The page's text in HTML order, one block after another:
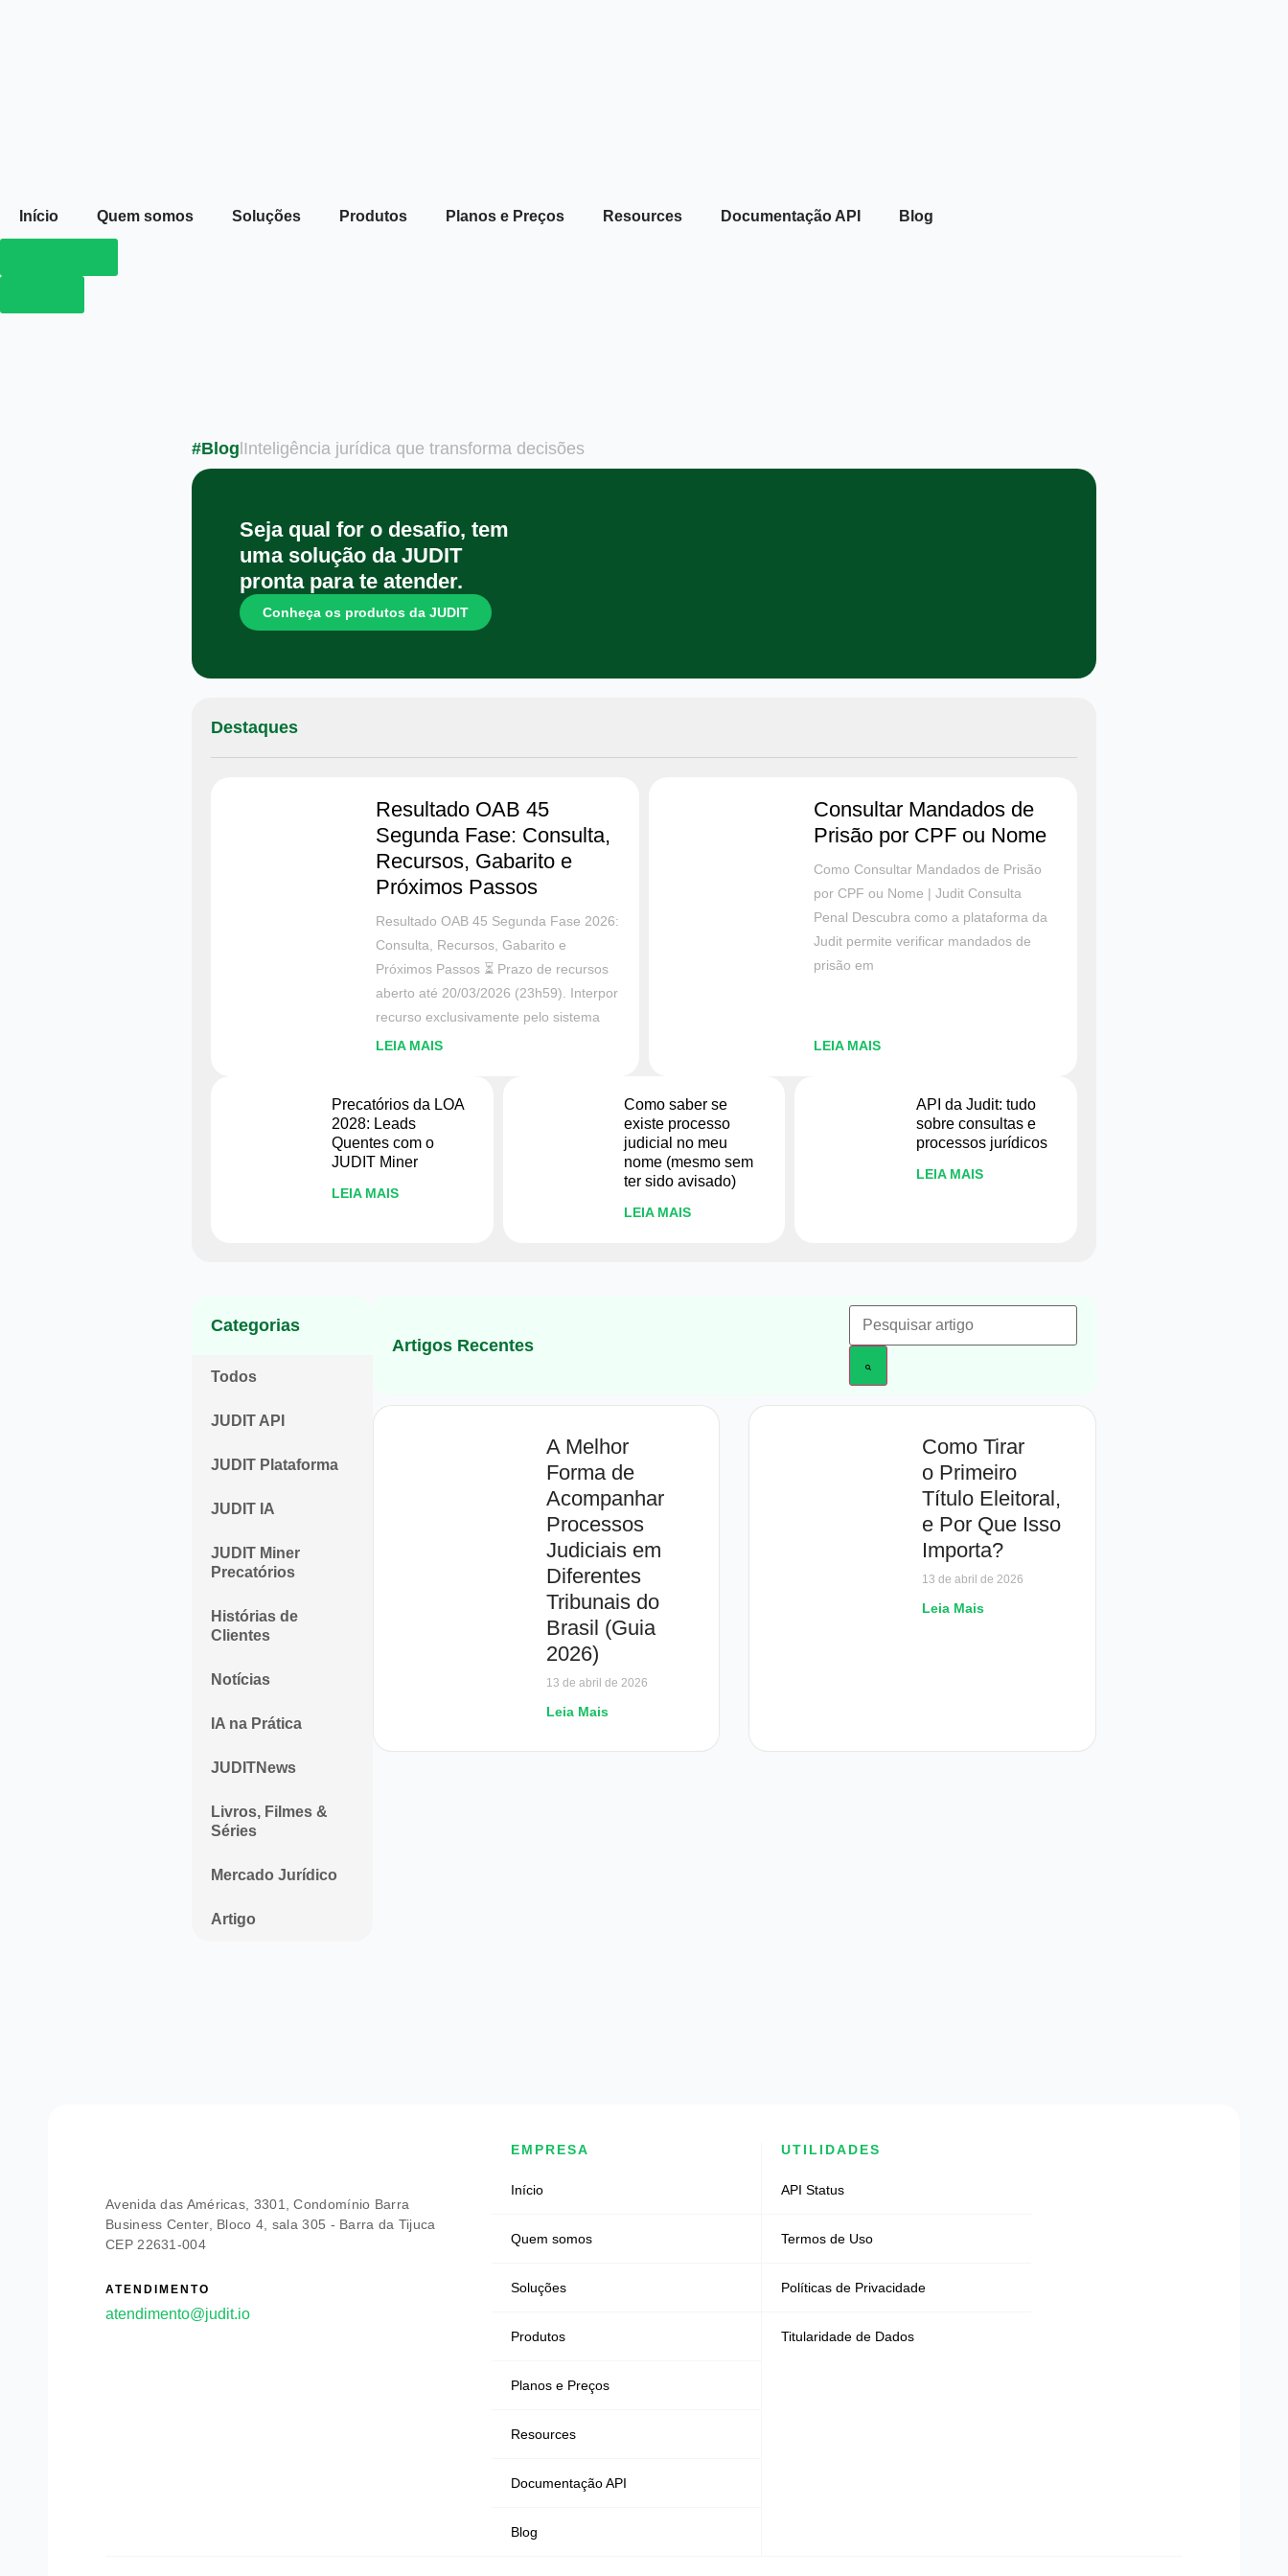
Início Quem somos Soluções Produtos Planos e Preços Resources Documentação API Blog
#Blog Inteligência jurídica que transforma decisões
Seja qual for o desafio, tem
uma solução da JUDIT
pronta para te atender.
Conheça os produtos da JUDIT
Destaques
Resultado OAB 45
Segunda Fase: Consulta,
Recursos, Gabarito e
Próximos Passos
Resultado OAB 45 Segunda Fase 2026:
Consulta, Recursos, Gabarito e
Próximos Passos ⏳ Prazo de recursos
aberto até 20/03/2026 (23h59). Interpor
recurso exclusivamente pelo sistema
LEIA MAIS
Consultar Mandados de
Prisão por CPF ou Nome
Como Consultar Mandados de Prisão
por CPF ou Nome | Judit Consulta
Penal Descubra como a plataforma da
Judit permite verificar mandados de
prisão em
LEIA MAIS
Precatórios da LOA
2028: Leads
Quentes com o
JUDIT Miner
LEIA MAIS
Como saber se
existe processo
judicial no meu
nome (mesmo sem
ter sido avisado)
LEIA MAIS
API da Judit: tudo
sobre consultas e
processos jurídicos
LEIA MAIS
Categorias
Todos
JUDIT API
JUDIT Plataforma
JUDIT IA
JUDIT Miner
Precatórios
Histórias de
Clientes
Notícias
IA na Prática
JUDITNews
Livros, Filmes &
Séries
Mercado Jurídico
Artigo
Artigos Recentes
A Melhor
Forma de
Acompanhar
Processos
Judiciais em
Diferentes
Tribunais do
Brasil (Guia
2026)
13 de abril de 2026
Leia Mais
Como Tirar
o Primeiro
Título Eleitoral,
e Por Que Isso
Importa?
13 de abril de 2026
Leia Mais
Avenida das Américas, 3301, Condomínio Barra
Business Center, Bloco 4, sala 305 - Barra da Tijuca
CEP 22631-004
ATENDIMENTO
atendimento@judit.io
EMPRESA
Início
Quem somos
Soluções
Produtos
Planos e Preços
Resources
Documentação API
Blog
UTILIDADES
API Status
Termos de Uso
Políticas de Privacidade
Titularidade de Dados